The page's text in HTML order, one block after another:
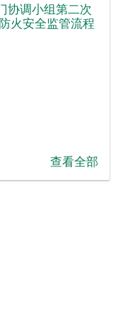
协调小组第二次
火安全监管流程
查看全部